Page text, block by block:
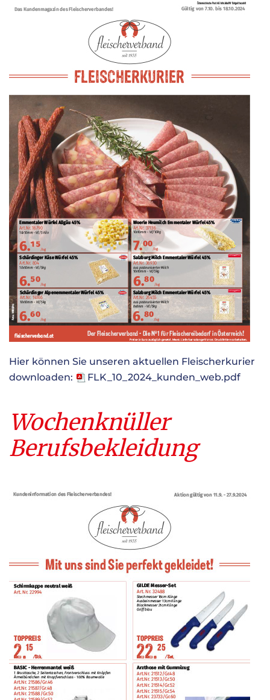
Hier können Sie unseren aktuellen Fleischerkurier
downloaden:
FLK_10_2024_kunden_web.pdf
Wochenknüller
Berufsbekleidung